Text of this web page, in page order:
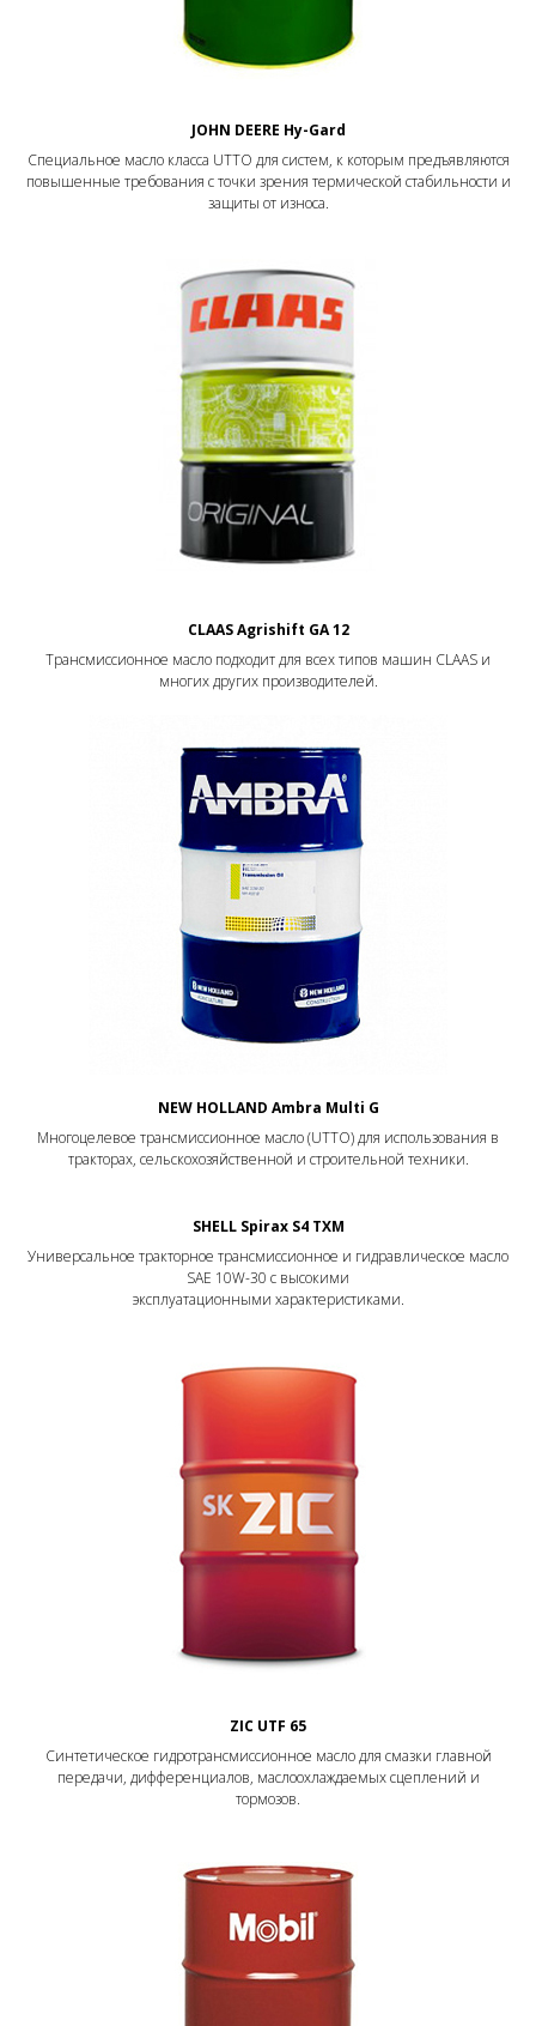
JOHN DEERE Hy-Gard
Специальное масло класса UTTO для систем, к которым предъявляются
повышенные требования с точки зрения термической стабильности и
защиты от износа.
CLAAS Agrishift GA 12
Трансмиссионное масло подходит для всех типов машин CLAAS и
многих других производителей.
NEW HOLLAND Ambra Multi G
Многоцелевое трансмиссионное масло (UTTO) для использования в
тракторах, сельскохозяйственной и строительной техники.
SHELL Spirax S4 TXM
Универсальное тракторное трансмиссионное и гидравлическое масло
SAE 10W-30 с высокими
эксплуатационными характеристиками.
ZIC UTF 65
Синтетическое гидротрансмиссионное масло для смазки главной
передачи, дифференциалов, маслоохлаждаемых сцеплений и
тормозов.